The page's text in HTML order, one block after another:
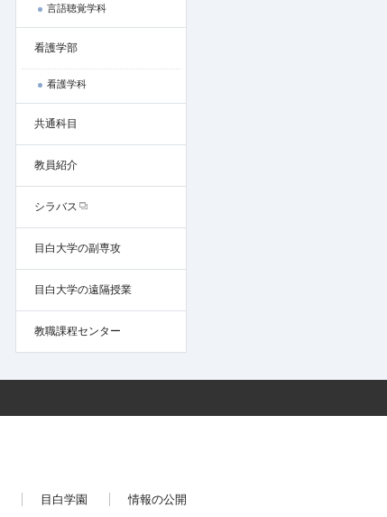
言語聴覚学科
看護学部
看護学科
共通科目
教員紹介
シラバス
目白大学の副専攻
目白大学の遠隔授業
教職課程センター
目白学園 情報の公開